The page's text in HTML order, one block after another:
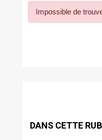
Impossible de
DANS CETTE